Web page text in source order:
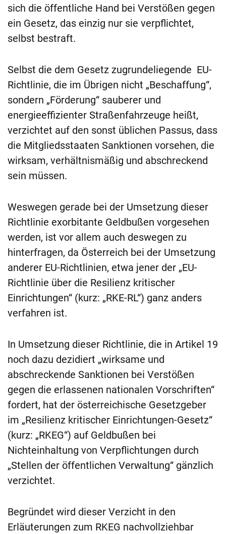
sich die öffentliche Hand bei Verstößen gegen
ein Gesetz, das einzig nur sie verpflichtet,
selbst bestraft.
Selbst die dem Gesetz zugrundeliegende EU-
Richtlinie, die im Übrigen nicht „Beschaffung“,
sondern „Förderung“ sauberer und
energieeffizienter Straßenfahrzeuge heißt,
verzichtet auf den sonst üblichen Passus, dass
die Mitgliedsstaaten Sanktionen vorsehen, die
wirksam, verhältnismäßig und abschreckend
sein müssen.
Weswegen gerade bei der Umsetzung dieser
Richtlinie exorbitante Geldbußen vorgesehen
werden, ist vor allem auch deswegen zu
hinterfragen, da Österreich bei der Umsetzung
anderer EU-Richtlinien, etwa jener der „EU-
Richtlinie über die Resilienz kritischer
Einrichtungen“ (kurz: „RKE-RL“) ganz anders
verfahren ist.
In Umsetzung dieser Richtlinie, die in Artikel 19
noch dazu dezidiert „wirksame und
abschreckende Sanktionen bei Verstößen
gegen die erlassenen nationalen Vorschriften“
fordert, hat der österreichische Gesetzgeber
im „Resilienz kritischer Einrichtungen-Gesetz“
(kurz: „RKEG“) auf Geldbußen bei
Nichteinhaltung von Verpflichtungen durch
„Stellen der öffentlichen Verwaltung“ gänzlich
verzichtet.
Begründet wird dieser Verzicht in den
Erläuterungen zum RKEG nachvollziehbar